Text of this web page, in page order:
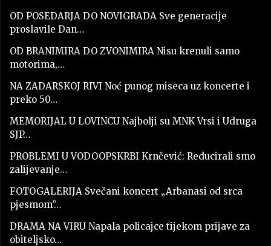
OD POSEDARJA DO NOVIGRADA Sve generacije
proslavile Dan…
OD BRANIMIRA DO ZVONIMIRA Nisu krenuli samo
motorima,…
NA ZADARSKOJ RIVI Noć punog miseca uz koncerte i
preko 50…
MEMORIJAL U LOVINCU Najbolji su MNK Vrsi i Udruga
SJP…
PROBLEMI U VODOOPSKRBI Krnčević: Reducirali smo
zalijevanje…
FOTOGALERIJA Svečani koncert „Arbanasi od srca
pjesmom”…
DRAMA NA VIRU Napala policajce tijekom prijave za
obiteljsko…